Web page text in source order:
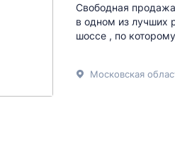
Свободная
в одном из лучших
шоссе , по
Московская